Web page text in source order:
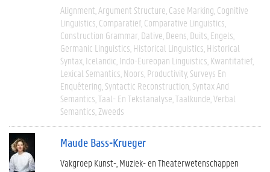
Alignment Argument Structure Case Marking Cognitive
Linguistics Comparatief Comparative Linguistics
Construction Grammar Dative Deens Duits Engels
Germanic Linguistics Historical Linguistics Historical
Syntax Icelandic Indo-Eureopan Linguistics Kwantitatief
Lexical Semantics Noors Productivity Surveys En
Enquêtering Syntactic Reconstruction Syntax And
Semantics Taal- En Tekstanalyse Taalkunde Verbal
Semantics Zweeds
Maude Bass-Krueger
Vakgroep Kunst-, Muziek- en Theaterwetenschappen